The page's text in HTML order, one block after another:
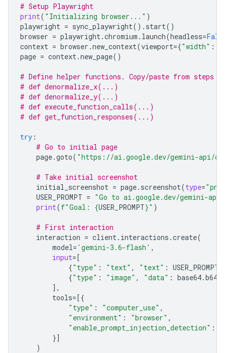
# Setup Playwright
print( "Initializing browser..." )
playwright = sync_playwright() . start()
browser = playwright.chromium . launch(headless=
context = browser .new_context(viewport={"width" :
page = context.new_page()
# Define helper functions. Copy/paste from steps 3
# def denormalize_x(...)
# def denormalize_y(...)
# def execute_function_calls(...)
# def get_function_responses(...)
try :
# Go to initial page
page.goto( "https://ai.google.dev/gemini-api/
# Take initial screenshot
initial_screenshot = page. screenshot(type=
USER_PROMPT = "Go to ai.google.dev/gemini-
print(f"Goal: {USER_PROMPT}" )
# First interaction
interaction = client. interactions .create(
model= 'gemini-3.6-flash' ,
input=[
{"type" : "text" , "text" : USER_PROMPT
{"type" : "image" , "data" : base64.
],
tools=[{
"type" : "computer_use" ,
"environment" : "browser" ,
"enable_prompt_injection_detection" :
}]
)